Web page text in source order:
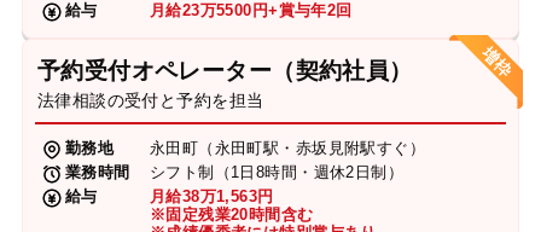
給与
月給23万5500円+賞与年2回
予約受付オペレーター（契約社員）
法律相談の受付と予約を担当
勤務地
永田町（永田町駅・赤坂見附駅すぐ）
業務時間
シフト制（1日8時間・週休2日制）
給与
月給38万1,563円
※固定残業20時間含む